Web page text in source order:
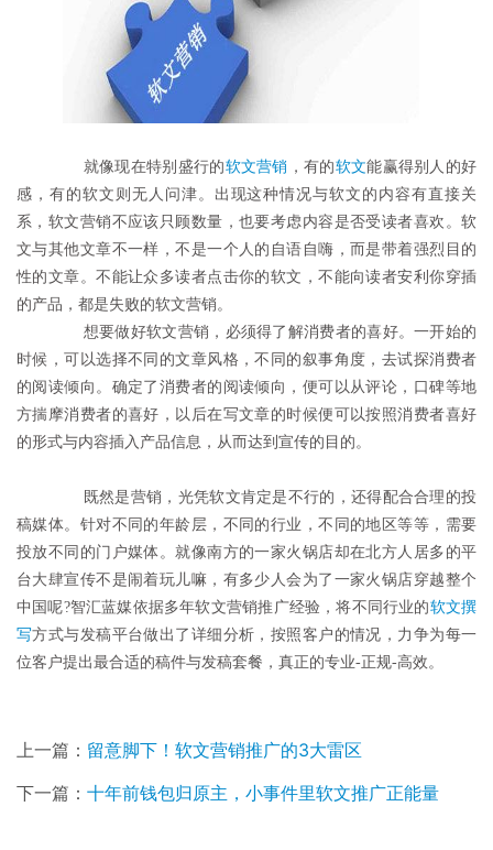
	　　就像现在特别盛行的
软文营销 ，有的软文能赢得别人的好
感，有的软文则无人问津。出现这种情况与软文的内容有直接关
系，软文营销不应该只顾数量，也要考虑内容是否受读者喜欢。软
文与其他文章不一样，不是一个人的自语自嗨，而是带着强烈目的
性的文章。不能让众多读者点击你的软文，不能向读者安利你穿插
的产品，都是失败的软文营销。
时候，可以选择不同的文章风格，不同的叙事角度，去试探消费者
的阅读倾向。确定了消费者的阅读倾向，便可以从评论，口碑等地
方揣摩消费者的喜好，以后在写文章的时候便可以按照消费者喜好
的形式与内容插入产品信息，从而达到宣传的目的。
稿媒体。针对不同的年龄层，不同的行业，不同的地区等等，需要
投放不同的门户媒体。就像南方的一家火锅店却在北方人居多的平
台大肆宣传不是闹着玩儿嘛，有多少人会为了一家火锅店穿越整个
中国呢?智汇蓝媒依据多年软文营销推广经验，将不同行业的软文撰
写方式与发稿平台做出了详细分析，按照客户的情况，力争为每一
位客户提出最合适的稿件与发稿套餐，真正的专业-正规-高效。
上一篇： 留意脚下！软文营销推广的3大雷区
下一篇： 十年前钱包归原主，小事件里软文推广正能量